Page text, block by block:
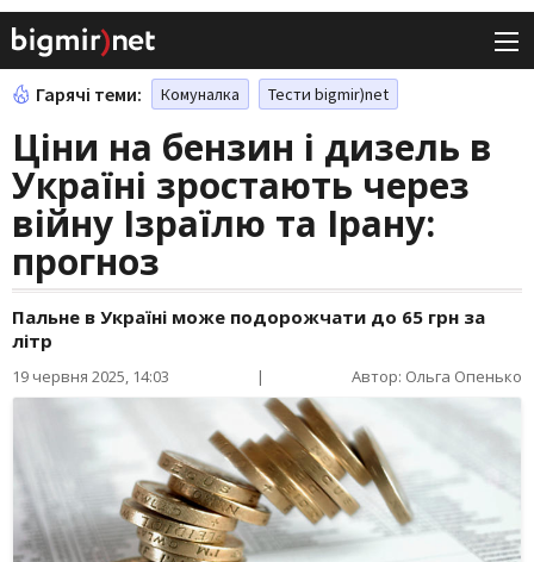
Гарячі теми: Комуналка Тести bigmir)net
Ціни на бензин і дизель в
Україні зростають через
війну Ізраїлю та Ірану:
прогноз
Пальне в Україні може подорожчати до 65 грн за
літр
19 червня 2025, 14:03 | Автор: Ольга Опенько